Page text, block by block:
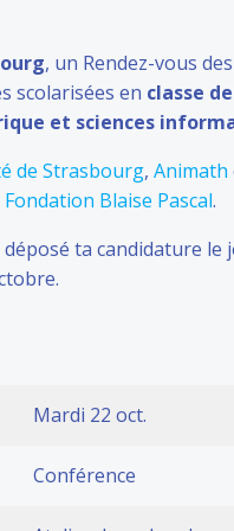
, un Rendez-vous
scolarisées en classe
et sciences
de Strasbourg, Animath
Fondation Blaise Pascal.
déposé ta candidature
Mardi 22 oct.
Conférence